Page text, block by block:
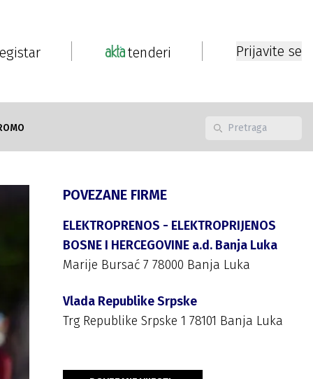
tenderi Prijavite se
POVEZANE FIRME
ELEKTROPRENOS - ELEKTROPRIJENOS
BOSNE I HERCEGOVINE a.d. Banja Luka
Marije Bursać 7 78000 Banja Luka
Vlada Republike Srpske
Trg Republike Srpske 1 78101 Banja Luka